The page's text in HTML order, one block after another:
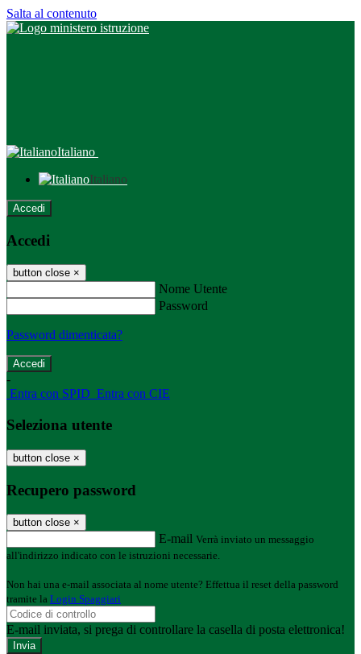
Salta al contenuto
Italiano
Italiano
Accedi
Accedi
button close ×
Nome Utente
Password
Password dimenticata?
-
Entra con SPID Entra con CIE
Seleziona utente
button close ×
Recupero password
button close ×
E-mail Verrà inviato un messaggio
all'indirizzo indicato con le istruzioni necessarie.
Non hai una e-mail associata al nome utente? Effettua il reset della password
tramite la Login Spaggiari
E-mail inviata, si prega di controllare la casella di posta elettronica!